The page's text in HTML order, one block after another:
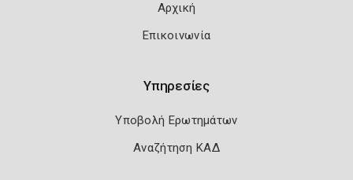
Αρχική
Επικοινωνία
Υπηρεσίες
Υποβολή Ερωτημάτων
Αναζήτηση ΚΑΔ